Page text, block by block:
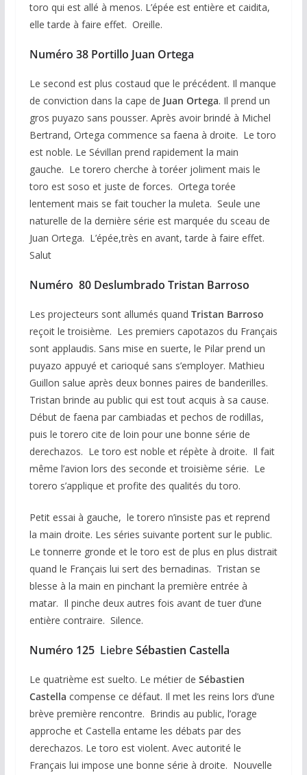
toro qui est allé à menos. L’épée est entière et caidita,
elle tarde à faire effet. Oreille.
Numéro 38 Portillo Juan Ortega
Le second est plus costaud que le précédent. Il manque
de conviction dans la cape de Juan Ortega. Il prend un
gros puyazo sans pousser. Après avoir brindé à Michel
Bertrand, Ortega commence sa faena à droite. Le toro
est noble. Le Sévillan prend rapidement la main
gauche. Le torero cherche à toréer joliment mais le
toro est soso et juste de forces. Ortega torée
lentement mais se fait toucher la muleta. Seule une
naturelle de la dernière série est marquée du sceau de
Juan Ortega. L’épée,très en avant, tarde à faire effet.
Salut
Numéro 80 Deslumbrado Tristan Barroso
Les projecteurs sont allumés quand Tristan Barroso
reçoit le troisième. Les premiers capotazos du Français
sont applaudis. Sans mise en suerte, le Pilar prend un
puyazo appuyé et carioqué sans s’employer. Mathieu
Guillon salue après deux bonnes paires de banderilles.
Tristan brinde au public qui est tout acquis à sa cause.
Début de faena par cambiadas et pechos de rodillas,
puis le torero cite de loin pour une bonne série de
derechazos. Le toro est noble et répète à droite. Il fait
même l’avion lors des seconde et troisième série. Le
torero s’applique et profite des qualités du toro.
Petit essai à gauche, le torero n’insiste pas et reprend
la main droite. Les séries suivante portent sur le public.
Le tonnerre gronde et le toro est de plus en plus distrait
quand le Français lui sert des bernadinas. Tristan se
blesse à la main en pinchant la première entrée à
matar. Il pinche deux autres fois avant de tuer d’une
entière contraire. Silence.
Numéro 125 LiebreSébastien Castella
Le quatrième est suelto. Le métier de Sébastien
Castella compense ce défaut. Il met les reins lors d’une
brève première rencontre. Brindis au public, l’orage
approche et Castella entame les débats par des
derechazos. Le toro est violent. Avec autorité le
Français lui impose une bonne série à droite. Nouvelle